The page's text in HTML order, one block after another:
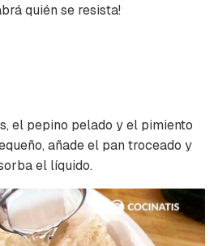
favorito
favorito, primero has
quién se resista!
el pepino pelado y el pimiento
añade el pan troceado y
el líquido.
enviado
a nuestro boletín.